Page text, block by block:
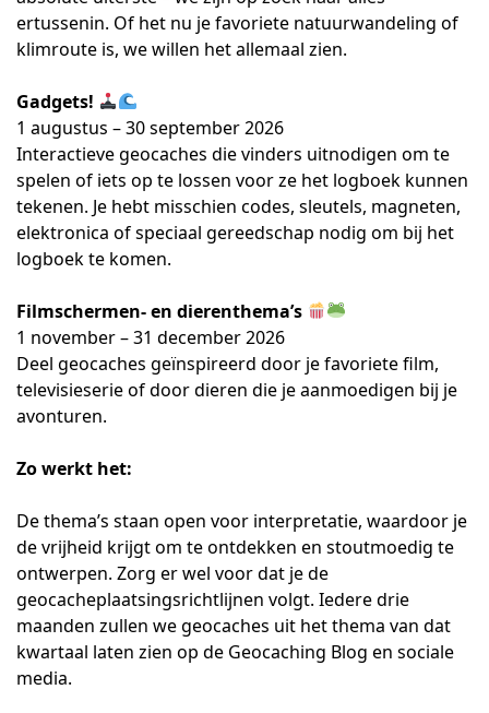
ertussenin. Of het nu je favoriete natuurwandeling of
klimroute is, we willen het allemaal zien.
Gadgets!
1 augustus – 30 september 2026
Interactieve geocaches die vinders uitnodigen om te
spelen of iets op te lossen voor ze het logboek kunnen
tekenen. Je hebt misschien codes, sleutels, magneten,
elektronica of speciaal gereedschap nodig om bij het
logboek te komen.
Filmschermen- en dierenthema’s
1 november – 31 december 2026
Deel geocaches geïnspireerd door je favoriete film,
televisieserie of door dieren die je aanmoedigen bij je
avonturen.
Zo werkt het:
De thema’s staan open voor interpretatie, waardoor je
de vrijheid krijgt om te ontdekken en stoutmoedig te
ontwerpen. Zorg er wel voor dat je de
geocacheplaatsingsrichtlijnen volgt. Iedere drie
maanden zullen we geocaches uit het thema van dat
kwartaal laten zien op de Geocaching Blog en sociale
media.